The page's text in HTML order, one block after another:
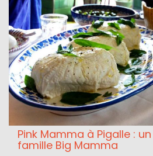
Pink Mamma à Pigalle :
famille Big Mamma